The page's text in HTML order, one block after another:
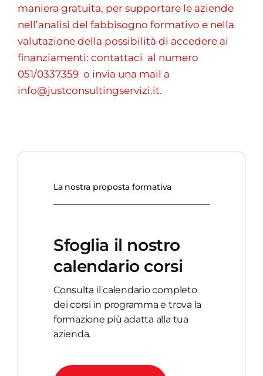
maniera gratuita, per supportare le aziende
nell’analisi del fabbisogno formativo e nella
valutazione della possibilità di accedere ai
finanziamenti: contattaci al numero
051/0337359 o invia una mail a
info@justconsultingservizi.it.
La nostra proposta formativa
Sfoglia il nostro
calendario corsi
Consulta il calendario completo
dei corsi in programma e trova la
formazione più adatta alla tua
azienda.